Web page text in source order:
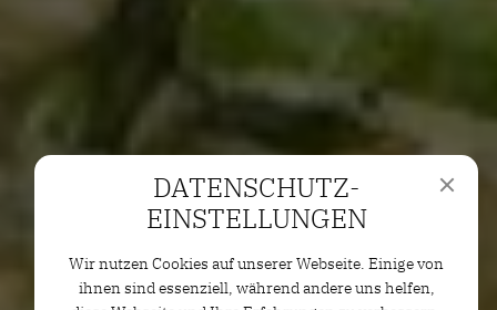
DATENSCHUTZ­
EINSTELLUNGEN
Wir nutzen Cookies auf unserer Webseite. Einige von
ihnen sind essenziell, während andere uns helfen,